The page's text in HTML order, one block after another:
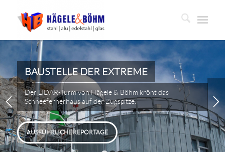
BAUSTELLE DER EXTREME
Der LIDAR-Turm von Hägele & Böhm krönt das
Schneefernerhaus auf der Zugspitze.
AUSFÜHRLICHE REPORTAGE